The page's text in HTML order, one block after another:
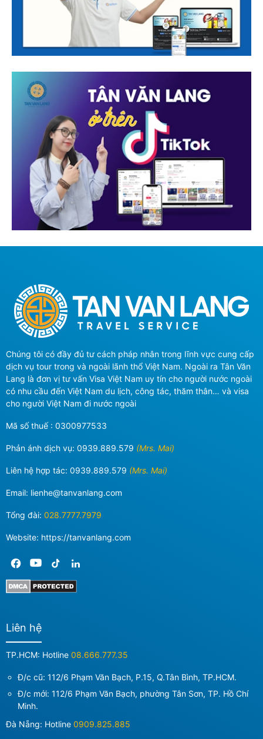
Chúng tôi có đầy đủ tư cách pháp nhân trong lĩnh vực cung cấp
dịch vụ tour trong và ngoài lãnh thổ Việt Nam. Ngoài ra Tân Văn
Lang là đơn vị tư vấn Visa Việt Nam uy tín cho người nước ngoài
có nhu cầu đến Việt Nam du lịch, công tác, thăm thân… và visa
cho người Việt Nam đi nước ngoài
Mã số thuế : 0300977533
Phản ánh dịch vụ: 0939.889.579 (Mrs. Mai)
Liên hệ hợp tác: 0939.889.579 (Mrs. Mai)
Email: lienhe@tanvanlang.com
Tổng đài: 028.7777.7979
Website: https://tanvanlang.com
Liên hệ
TP.HCM: Hotline 08.666.777.35
Đ/c cũ: 112/6 Phạm Văn Bạch, P.15, Q.Tân Bình, TP.HCM.
Đ/c mới: 112/6 Phạm Văn Bạch, phường Tân Sơn, TP. Hồ Chí
Minh.
Đà Nẵng: Hotline 0909.825.885